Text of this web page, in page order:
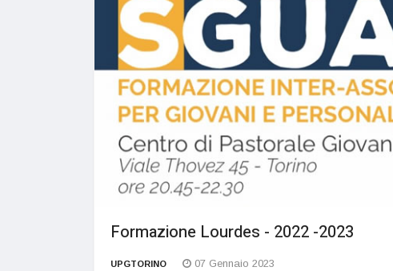
Formazione Lourdes - 2022 -2023
UPGTORINO 07 Gennaio 2023